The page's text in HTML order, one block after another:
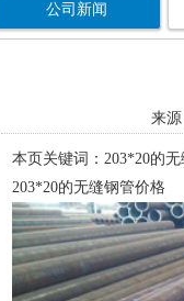
公司新闻
来源
本页关键词：203*20的
203*20的无缝钢管价格